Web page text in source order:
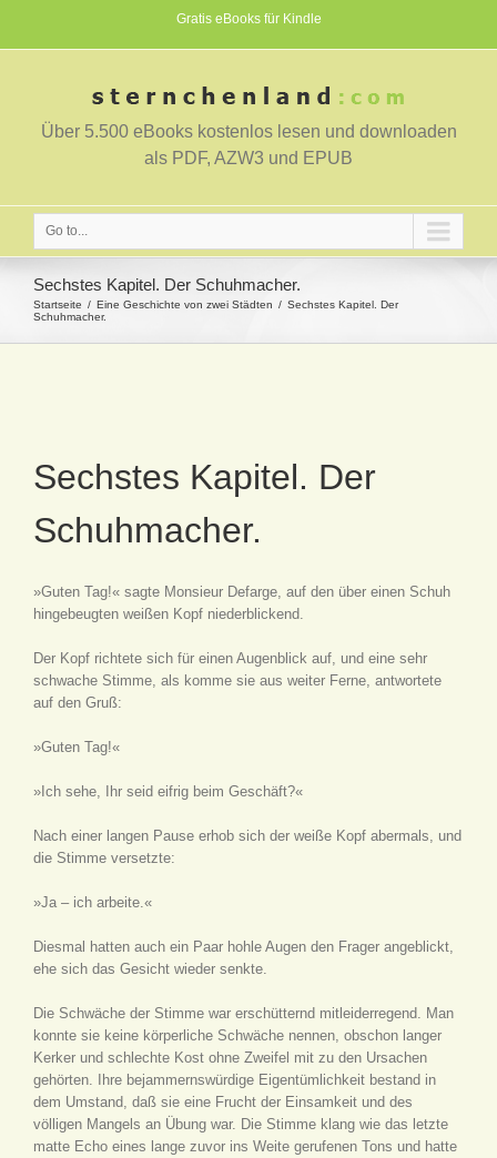
Gratis eBooks für Kindle
Über 5.500 eBooks kostenlos lesen und downloaden
als PDF, AZW3 und EPUB
Go to...
Sechstes Kapitel. Der Schuhmacher.
Startseite Eine Geschichte von zwei Städten
Sechstes Kapitel. Der
Schuhmacher.
Sechstes Kapitel. Der
Schuhmacher.
»Guten Tag!« sagte Monsieur Defarge, auf den über einen Schuh
hingebeugten weißen Kopf niederblickend.
Der Kopf richtete sich für einen Augenblick auf, und eine sehr
schwache Stimme, als komme sie aus weiter Ferne, antwortete
auf den Gruß:
»Guten Tag!«
»Ich sehe, Ihr seid eifrig beim Geschäft?«
Nach einer langen Pause erhob sich der weiße Kopf abermals, und
die Stimme versetzte:
»Ja – ich arbeite.«
Diesmal hatten auch ein Paar hohle Augen den Frager angeblickt,
ehe sich das Gesicht wieder senkte.
Die Schwäche der Stimme war erschütternd mitleiderregend. Man
konnte sie keine körperliche Schwäche nennen, obschon langer
Kerker und schlechte Kost ohne Zweifel mit zu den Ursachen
gehörten. Ihre bejammernswürdige Eigentümlichkeit bestand in
dem Umstand, daß sie eine Frucht der Einsamkeit und des
völligen Mangels an Übung war. Die Stimme klang wie das letzte
matte Echo eines lange zuvor ins Weite gerufenen Tons und hatte